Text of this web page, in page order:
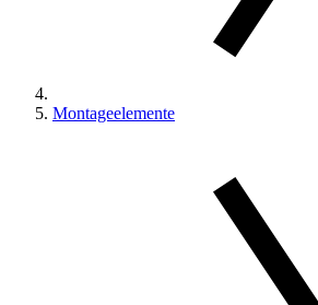
Montageelemente